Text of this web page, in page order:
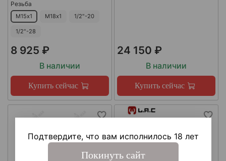
Резьба
М15х1 М18х1 1/2"-20
1/2"-28
8 925 ₽
В наличии
Купить сейчас
24 150 ₽
В наличии
Купить сейчас
Подтвердите, что вам исполнилось 18 лет
Покинуть сайт